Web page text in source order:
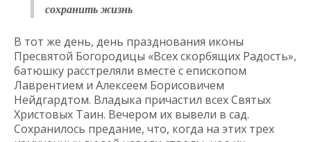
сохранить жизнь
В тот же день, день празднования иконы
Пресвятой Богородицы «Всех скорбящих Радость»,
батюшку расстреляли вместе с епископом
Лаврентием и Алексеем Борисовичем
Нейдгардтом. Владыка причастил всех Святых
Христовых Таин. Вечером их вывели в сад.
Сохранилось предание, что, когда на этих трех